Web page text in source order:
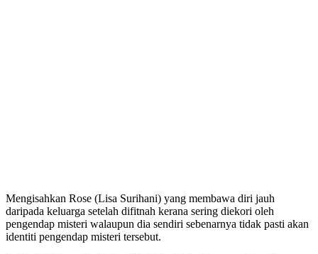
Mengisahkan Rose (Lisa Surihani) yang membawa diri jauh
daripada keluarga setelah difitnah kerana sering diekori oleh
pengendap misteri walaupun dia sendiri sebenarnya tidak pasti akan
identiti pengendap misteri tersebut.